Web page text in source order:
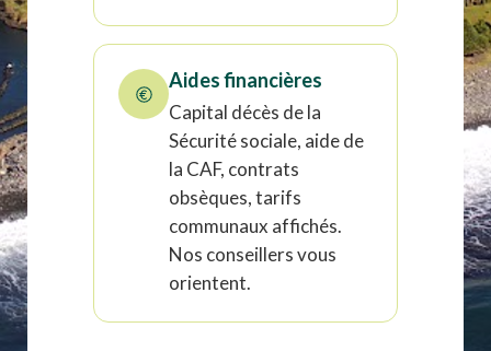
Aides financières
Capital décès de la
Sécurité sociale, aide de
la CAF, contrats
obsèques, tarifs
communaux affichés.
Nos conseillers vous
orientent.